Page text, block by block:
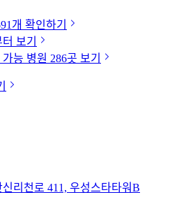
개 확인하기
보기
능 병원 286곳 보기
리천로 411, 우성스타타워B